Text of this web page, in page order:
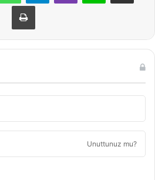
Yazdır
Unuttunuz mu?